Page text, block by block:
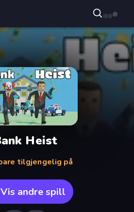
Heist
tilgjengelig på
Vis andre spill